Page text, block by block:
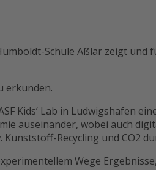
Schule Aßlar zeigt und
erkunden.
Kids‘ Lab in Ludwigshafen
auseinander, wobei auch
Recycling und CO2
Wege